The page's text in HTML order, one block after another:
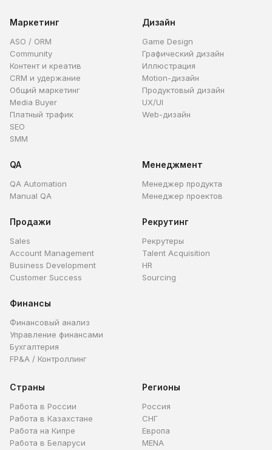
Маркетинг
ASO / ORM
Community
Контент и креатив
CRM и удержание
Общий маркетинг
Media Buyer
Платный трафик
SEO
SMM
Дизайн
Game Design
Графический дизайн
Иллюстрация
Motion-дизайн
Продуктовый дизайн
UX/UI
Web-дизайн
QA
QA Automation
Manual QA
Менеджмент
Менеджер продукта
Менеджер проектов
Продажи
Sales
Account Management
Business Development
Customer Success
Рекрутинг
Рекрутеры
Talent Acquisition
HR
Sourcing
Финансы
Финансовый анализ
Управление финансами
Бухгалтерия
FP&A / Контроллинг
Страны
Работа в России
Работа в Казахстане
Работа на Кипре
Работа в Беларуси
Регионы
Россия
СНГ
Европа
MENA